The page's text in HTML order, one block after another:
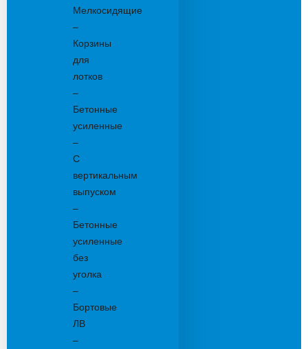
Мелкосидящие
–
Корзины
для
лотков
–
Бетонные
усиленные
–
С
вертикальным
выпуском
–
Бетонные
усиленные
без
уголка
–
Бортовые
ЛВ
–